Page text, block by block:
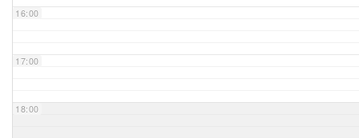
VS-Intern
16:00
17:00
18:00